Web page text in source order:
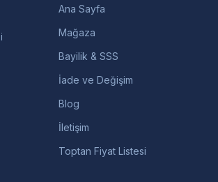
Ana Sayfa
Mağaza
Bayilik & SSS
İade ve Değişim
Blog
İletişim
Toptan Fiyat Listesi